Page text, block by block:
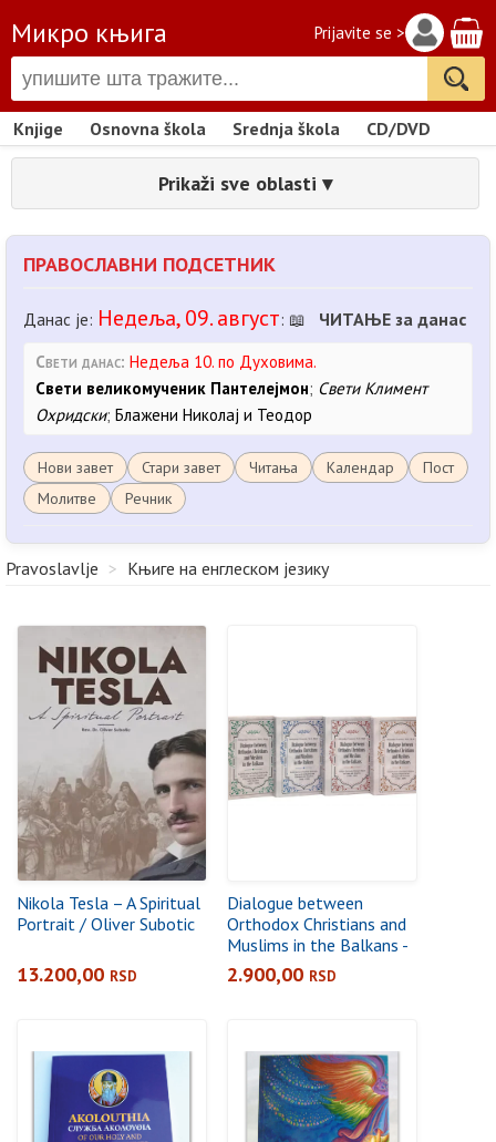
Микро књига Prijavite se >
Knjige Osnovna škola Srednja škola CD/DVD
Prikaži sve oblasti ▾
ПРАВОСЛАВНИ ПОДСЕТНИК
Данас је: Недеља, 09. август: 📖 ЧИТАЊЕ за данас
Свети данас: Недеља 10. по Духовима.
Свети великомученик Пантелејмон; Свети Климент
Охридски; Блажени Николај и Теодор
Нови завет Стари завет Читања Календар
Пост
Молитве
Речник
Pravoslavlje > Књиге на енглеском језику
Nikola Tesla – A Spiritual
Portrait / Oliver Subotic
13.200,00 RSD
Dialogue between
Orthodox Christians and
Muslims in the Balkans -
1 (1920-1958), 2 (1958-
1990), 3 (1990-1997), 4
2.900,00 RSD